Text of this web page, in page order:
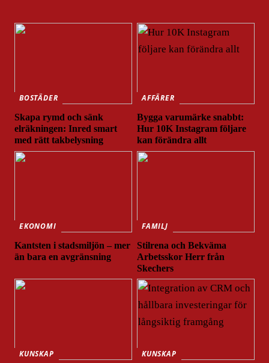
BOSTÄDER
Skapa rymd och sänk
elräkningen: Inred smart
med rätt takbelysning
AFFÄRER
Bygga varumärke snabbt:
Hur 10K Instagram följare
kan förändra allt
EKONOMI
Kantsten i stadsmiljön – mer
än bara en avgränsning
FAMILJ
Stilrena och Bekväma
Arbetsskor Herr från
Skechers
KUNSKAP
KUNSKAP